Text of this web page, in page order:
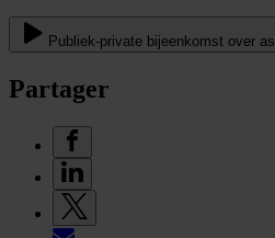
Publiek-private bijeenkomst over
Partager